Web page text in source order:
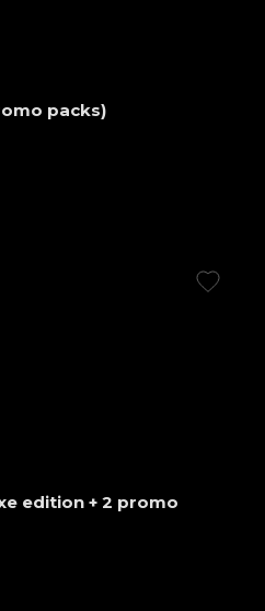
packs)
edition + 2 promo